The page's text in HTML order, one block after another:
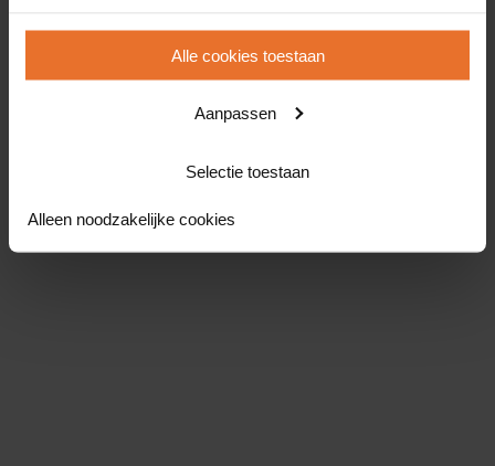
Alle cookies toestaan
Aanpassen
Selectie toestaan
Alleen noodzakelijke cookies